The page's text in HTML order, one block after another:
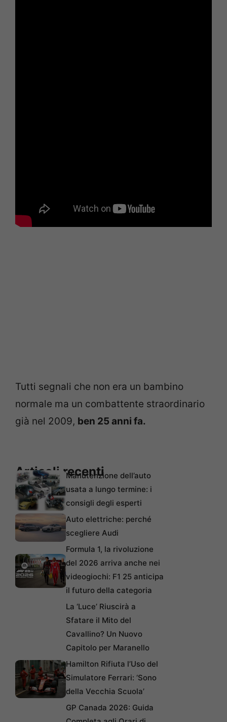
Tutti segnali che non era un bambino
normale ma un combattente straordinario
già nel 2009, ben 25 anni fa.
Articoli recentiManutenzione dell’auto
usata a lungo termine: i
consigli degli esperti
Auto elettriche: perché
scegliere Audi
Formula 1, la rivoluzione
del 2026 arriva anche nei
videogiochi: F1 25 anticipa
il futuro della categoria
La ‘Luce’ Riuscirà a
Sfatare il Mito del
Cavallino? Un Nuovo
Capitolo per Maranello
Hamilton Rifiuta l’Uso del
Simulatore Ferrari: ‘Sono
della Vecchia Scuola’
GP Canada 2026: Guida